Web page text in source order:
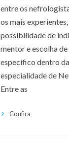
entre os
os mais
possibilidade de
mentor e escolha
específico dentro da
especialidade de
Entre as
Confira